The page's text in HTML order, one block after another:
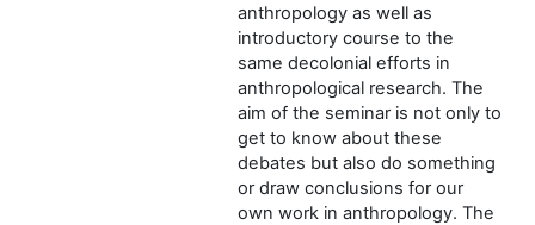
anthropology as well as
introductory course to the
same decolonial efforts in
anthropological research. The
aim of the seminar is not only to
get to know about these
debates but also do something
or draw conclusions for our
own work in anthropology. The